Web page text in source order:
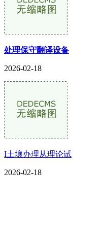
处理保守翻译设备
2026-02-18
I土壤办理从理论试
2026-02-18